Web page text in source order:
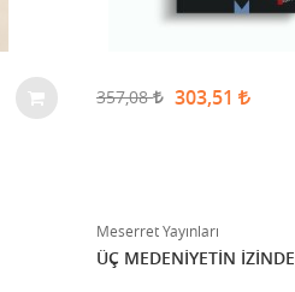
357,08 303,51
Meserret Yayınları
ÜÇ MEDENİYETİN İZİNDE